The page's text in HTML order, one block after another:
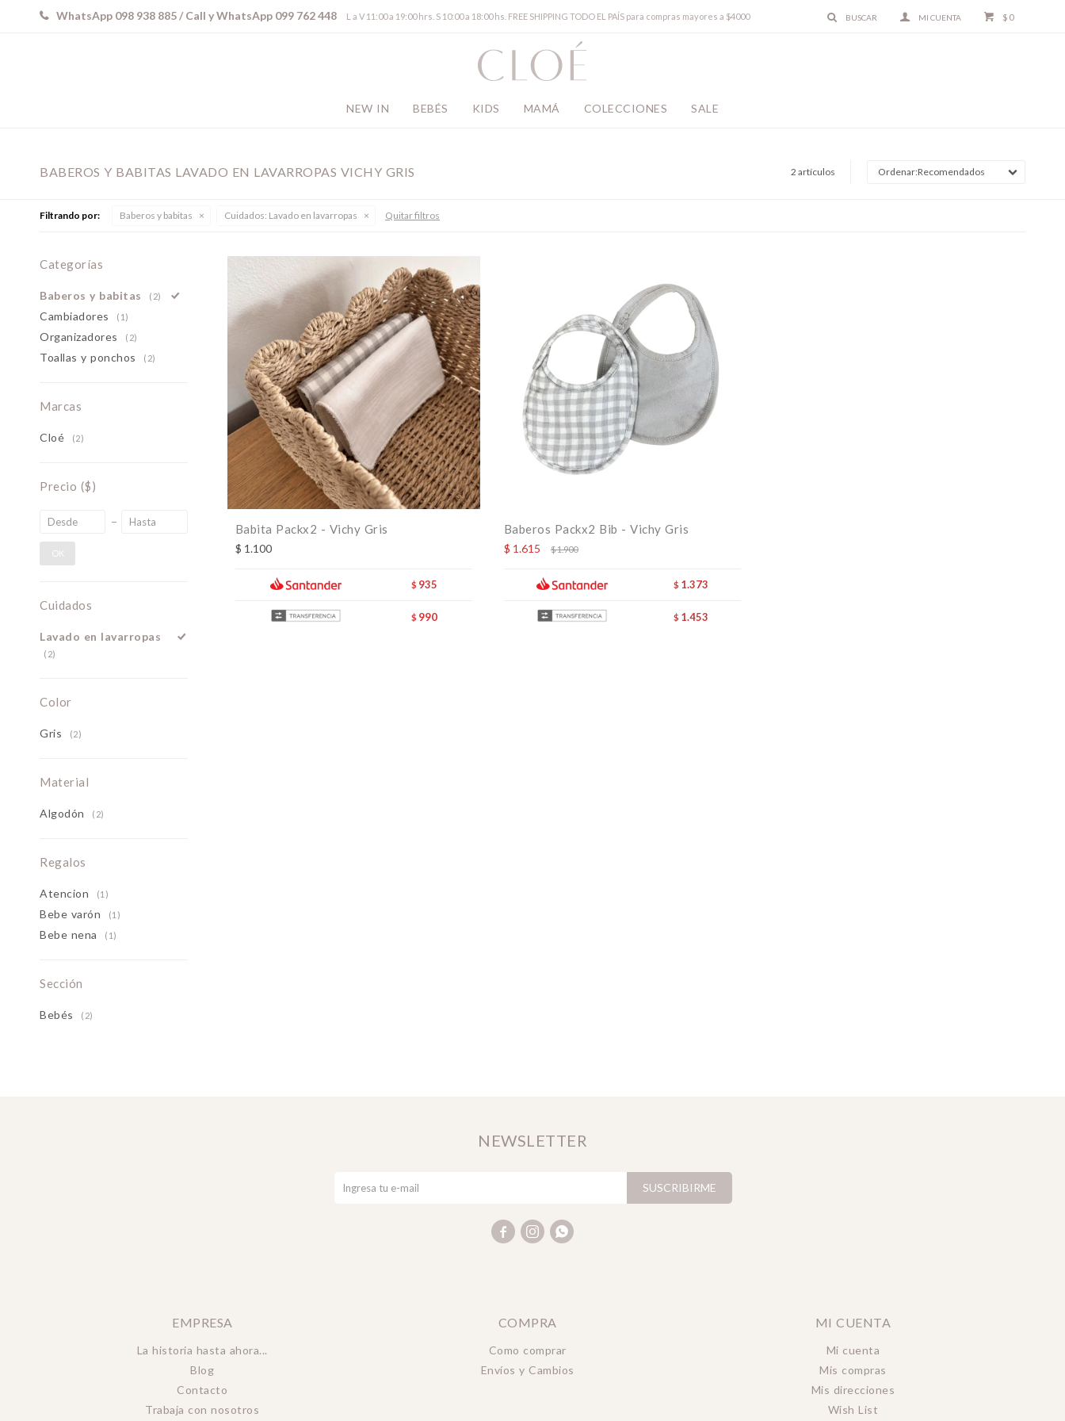
NEW IN BEBÉS KIDS MAMÁ COLECCIONES SALE
$ 0
WhatsApp 098 938 885 / Call y WhatsApp 099 762 448 L a V 11:00 a 19:00 hrs. S 10:00 a 18:00 hs. FREE SHIPPING TODO EL PAÍS para compras mayores a $4000
BABEROS Y BABITAS LAVADO EN LAVARROPAS VICHY GRIS 2 artículos Recomendados
Filtrando por: Baberos y babitas Cuidados: Lavado en lavarropas Quitar filtros
Babita Packx2 - Vichy Gris
$ 1.100
$ 935
$ 990
Baberos Packx2 Bib - Vichy Gris
$ 1.615 $1.900
$ 1.373
$ 1.453
Categorías
Baberos y babitas (2)
Cambiadores (1)
Organizadores (2)
Toallas y ponchos (2)
Marcas
Cloé (2)
Precio ($)
OK
Cuidados
Lavado en lavarropas
(2)
Color
Gris (2)
Material
Algodón (2)
Regalos
Atencion (1)
Bebe varón (1)
Bebe nena (1)
Sección
Bebés (2)
EMPRESA
La historia hasta ahora...
Blog
Contacto
Trabaja con nosotros
COMPRA
Como comprar
Envíos y Cambios
MI CUENTA
Mi cuenta
Mis compras
Mis direcciones
Wish List
NEWSLETTER
SUSCRIBIRME
  